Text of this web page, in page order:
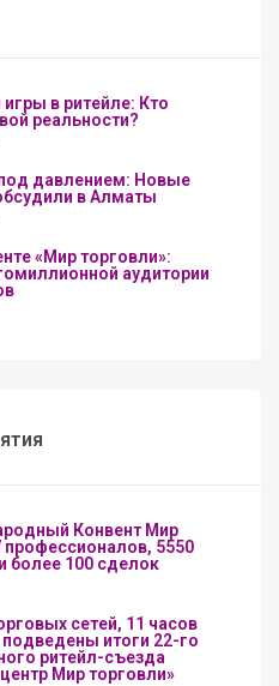
в ритейле: Кто
реальности?
давлением: Новые
в Алматы
«Мир торговли»:
аудитории
Конвент Мир
профессионалов, 5550
более 100 сделок
сетей, 11 часов
итоги 22-го
ритейл-съезда
Мир торговли»